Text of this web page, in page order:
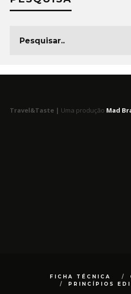
Travel&Taste | Uma produção Mad
FICHA TÉCNICA
PRINCÍPIOS